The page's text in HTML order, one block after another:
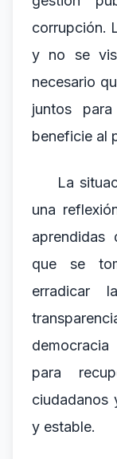
corrupción.
y no se
necesario
juntos
beneficie al
La
una
aprendidas
que se
erradicar
para
ciudadanos
y estable.